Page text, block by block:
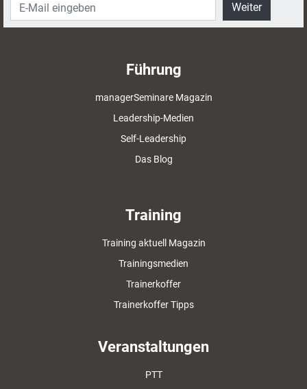
Weiter
Führung
managerSeminare Magazin
Leadership-Medien
Self-Leadership
Das Blog
Training
Training aktuell Magazin
Trainingsmedien
Trainerkoffer
Trainerkoffer Tipps
Veranstaltungen
PTT